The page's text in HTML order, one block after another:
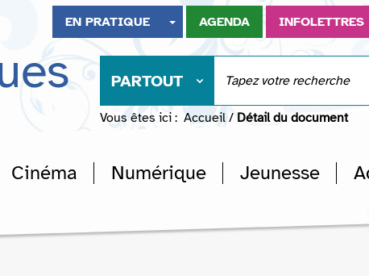
EN PRATIQUE AGENDA INFOLETTRES
PARTOUT
Vous êtes ici : Accueil / Détail du document
Cinéma Numérique Jeunesse